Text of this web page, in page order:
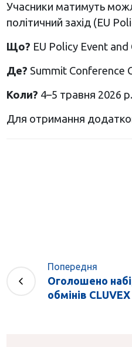
Учасники матимуть
політичний захід (EU
Що? EU Policy Event
Де? Summit Conference
Коли? 4–5 травня 2026 р.
Для отримання
Попередня
Оголошено
обмінів